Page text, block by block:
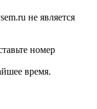
не является
номер
время.